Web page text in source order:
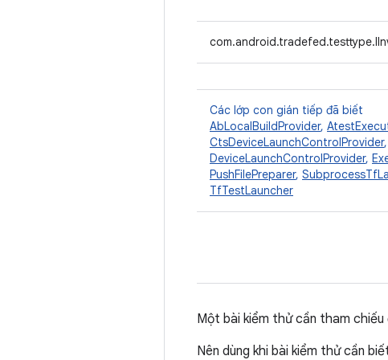
Các lớp con gián tiếp đã biết
AbLocalBuildProvider,
CtsDeviceLaunchControlProvider,
DeviceLaunchControlProvider,
PushFilePreparer,
TfTestLauncher
Một bài kiểm thử cần tham chiếu
Nên dùng khi bài kiểm thử cần